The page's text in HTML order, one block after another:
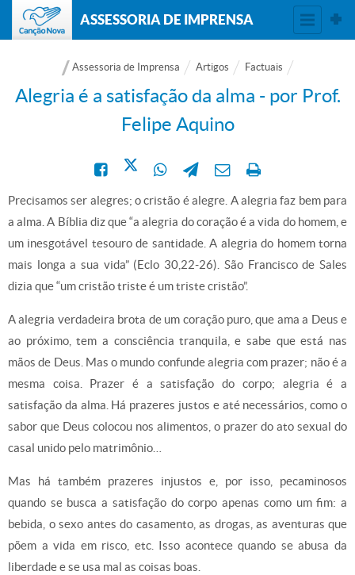
ASSESSORIA DE IMPRENSA
Assessoria de Imprensa Artigos Factuais
Alegria é a satisfação da alma - por Prof.
Felipe Aquino
Precisamos ser alegres; o cristão é alegre. A alegria faz bem para
a alma. A Bíblia diz que “a alegria do coração é a vida do homem, e
um inesgotável tesouro de santidade. A alegria do homem torna
mais longa a sua vida” (Eclo 30,22-26). São Francisco de Sales
dizia que “um cristão triste é um triste cristão”.
A alegria verdadeira brota de um coração puro, que ama a Deus e
ao próximo, tem a consciência tranquila, e sabe que está nas
mãos de Deus. Mas o mundo confunde alegria com prazer; não é a
mesma coisa. Prazer é a satisfação do corpo; alegria é a
satisfação da alma. Há prazeres justos e até necessários, como o
sabor que Deus colocou nos alimentos, o prazer do ato sexual do
casal unido pelo matrimônio…
Mas há também prazeres injustos e, por isso, pecaminosos
quando se busca a satisfação do corpo apenas como um fim: a
bebida, o sexo antes do casamento, as drogas, as aventuras que
põem a vida em risco, etc. Isso acontece quando se abusa da
liberdade e se usa mal as coisas boas.